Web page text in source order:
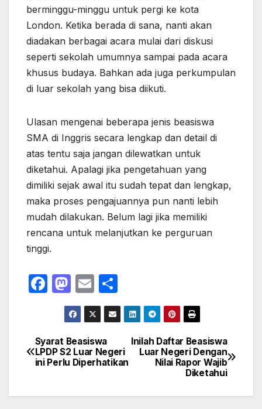
berminggu-minggu untuk pergi ke kota
London. Ketika berada di sana, nanti akan
diadakan berbagai acara mulai dari diskusi
seperti sekolah umumnya sampai pada acara
khusus budaya. Bahkan ada juga perkumpulan
di luar sekolah yang bisa diikuti.
Ulasan mengenai beberapa jenis beasiswa
SMA di Inggris secara lengkap dan detail di
atas tentu saja jangan dilewatkan untuk
diketahui. Apalagi jika pengetahuan yang
dimiliki sejak awal itu sudah tepat dan lengkap,
maka proses pengajuannya pun nanti lebih
mudah dilakukan. Belum lagi jika memiliki
rencana untuk melanjutkan ke perguruan
tinggi.
F
e
b
o
M
a
st
o
d
n
E
m
ail
h
ar
Navigasi
pos
Inilah Daftar Beasiswa
Luar Negeri Dengan
Nilai Rapor Wajib
Diketahui
Syarat Beasiswa
LPDP S2 Luar Negeri
ini Perlu Diperhatikan